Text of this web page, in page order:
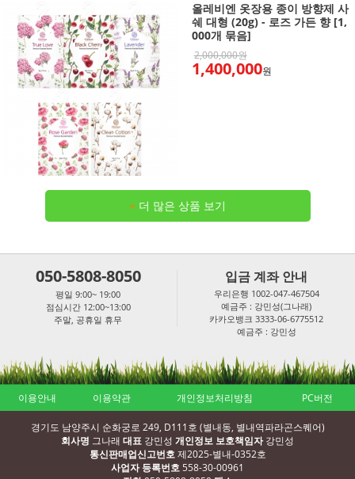
올레비엔 옷장용 종이 방향제 사
쉐 대형 (20g) - 로즈 가든 향 [1,
000개 묶음]
2,000,000원
1,400,000원
+ 더 많은 상품 보기
050-5808-8050
평일 9:00~ 19:00
점심시간 12:00~13:00
주말, 공휴일 휴무
입금 계좌 안내
우리은행 1002-047-467504
예금주 : 강민성(그나래)
카카오뱅크 3333-06-6775512
예금주 : 강민성
이용안내 이용약관 개인정보처리방침 PC버전
경기도 남양주시 순화궁로 249, D111호 (별내동, 별내역파라곤스퀘어)
회사명 그나래 대표 강민성 개인정보 보호책임자강민성
통신판매업신고번호제2025-별내-0352호
사업자 등록번호558-30-00961